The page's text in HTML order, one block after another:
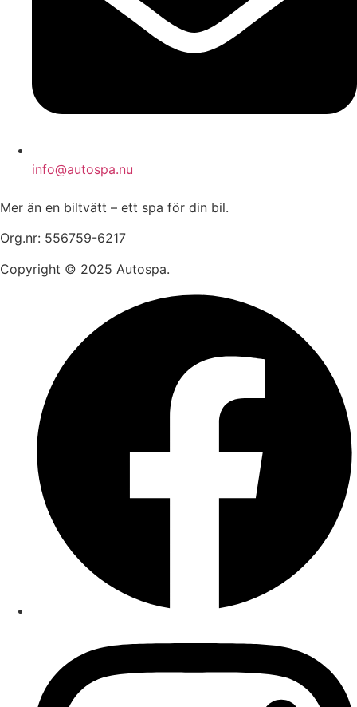
info@autospa.nu
Mer än en biltvätt – ett spa för din bil.
Org.nr: 556759-6217
Copyright © 2025 Autospa.